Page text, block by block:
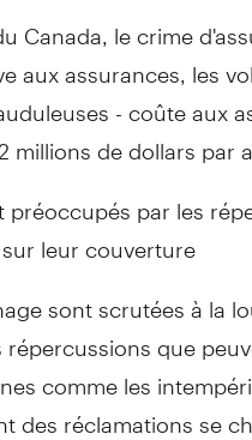
Canada , le crime
aux assurances, les
- coûte aux
de dollars par
par les
leur couverture
sont scrutées à la
que
comme les
des réclamations se